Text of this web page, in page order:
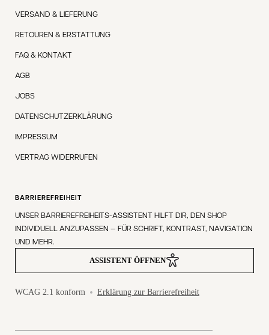
VERSAND & LIEFERUNG
RETOUREN & ERSTATTUNG
FAQ & KONTAKT
AGB
JOBS
DATENSCHUTZERKLÄRUNG
IMPRESSUM
VERTRAG WIDERRUFEN
BARRIEREFREIHEIT
UNSER BARRIEREFREIHEITS-ASSISTENT HILFT DIR, DEN SHOP
INDIVIDUELL ANZUPASSEN — FÜR SCHRIFT, KONTRAST, NAVIGATION
UND MEHR.
ASSISTENT ÖFFNEN
WCAG 2.1 konform Erklärung zur Barrierefreiheit